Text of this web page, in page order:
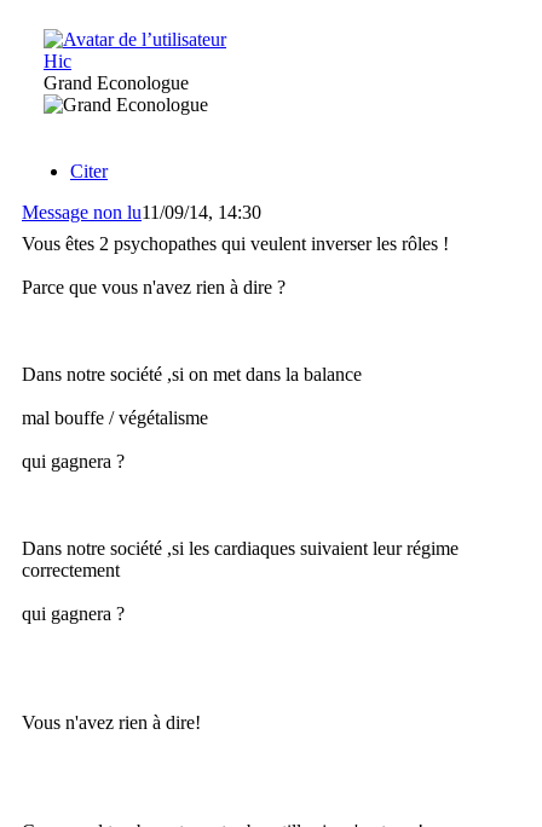
Hic
Grand Econologue
Citer
Message non lu11/09/14, 14:30
Vous êtes 2 psychopathes qui veulent inverser les rôles !
Parce que vous n'avez rien à dire ?
Dans notre société ,si on met dans la balance
mal bouffe / végétalisme
qui gagnera ?
Dans notre société ,si les cardiaques suivaient leur régime
correctement
qui gagnera ?
Vous n'avez rien à dire!